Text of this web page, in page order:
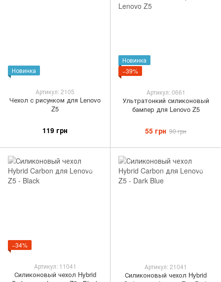
Новинка
Артикул: 2105
Чехол с рисунком для Lenovo
Z5
119 грн
Новинка
−39%
Артикул: 0661
Ультратонкий силиконовый
бампер для Lenovo Z5
55 грн 90 грн
−34%
Артикул: 11041
Силиконовый чехол Hybrid
Артикул: 21041
Силиконовый чехол Hybrid